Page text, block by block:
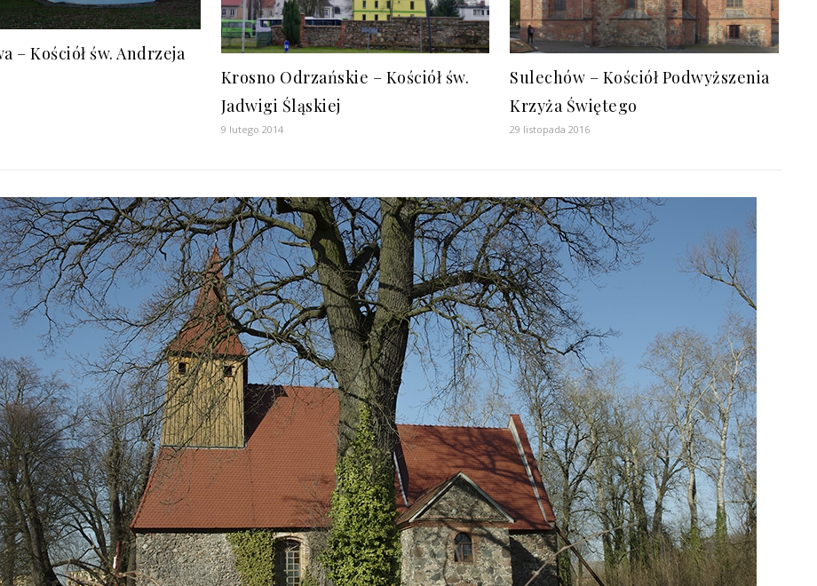
– Kościół św. Andrzeja
Krosno Odrzańskie – Kościół św.
Jadwigi Śląskiej
9 lutego 2014
Sulechów – Kościół Podwyższenia
Krzyża Świętego
29 listopada 2016